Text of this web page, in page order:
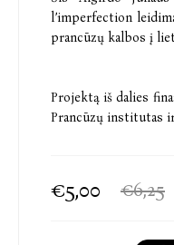
l’imperfection
prancūzų kalbos į
Projektą iš dalies
Prancūzų institutas
€5,00 €6,25